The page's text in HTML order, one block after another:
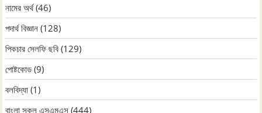
নামের অর্থ(46)
পদার্থ বিজ্ঞান (128)
পিকচার সেলফি ছবি (129)
পোষ্টকোড (9)
বলবিদ্যা (1)
বাংলা সকল এসএমএস (444)